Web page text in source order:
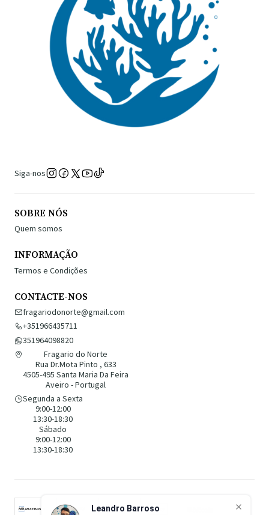
Leandro Barroso
Siga-nos
SOBRE NÓS
Quem somos
INFORMAÇÃO
Termos e Condições
CONTACTE-NOS
fragariodonorte@gmail.com
+351966435711
351964098820
Fragario do Norte
Rua Dr.Mota Pinto , 633
4505-495 Santa Maria Da Feira
Aveiro - Portugal
Segunda a Sexta
9:00-12:00
13:30-18:30
Sábado
9:00-12:00
13:30-18:30